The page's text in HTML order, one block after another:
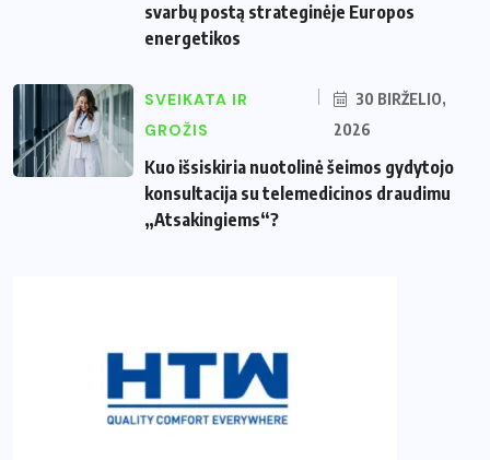
svarbų postą strateginėje Europos
energetikos
SVEIKATA IR
GROŽIS
30 BIRŽELIO,
2026
Kuo išsiskiria nuotolinė šeimos gydytojo
konsultacija su telemedicinos draudimu
„Atsakingiems“?